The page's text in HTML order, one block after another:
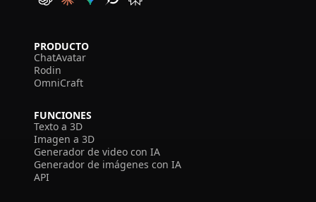
PRODUCTO
ChatAvatar
Rodin
OmniCraft
FUNCIONES
Texto a 3D
Imagen a 3D
Generador de video con IA
Generador de imágenes con IA
API